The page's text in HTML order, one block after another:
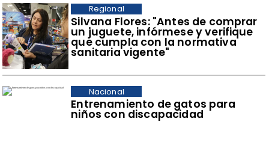
​Silvana Flores: "Antes de comprar
un juguete, infórmese y verifique
que cumpla con la normativa
sanitaria vigente"
Regional
Entrenamiento de gatos para
niños con discapacidad
Nacional